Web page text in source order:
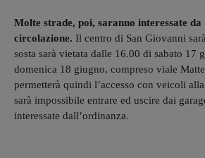
Molte strade, poi, saranno interessate da
circolazione. Il centro di San Giovanni
sosta sarà vietata dalle 16.00 di sabato 17
domenica 18 giugno, compreso viale
permetterà quindi l’accesso con veicoli
sarà impossibile entrare ed uscire dai
interessate dall’ordinanza.